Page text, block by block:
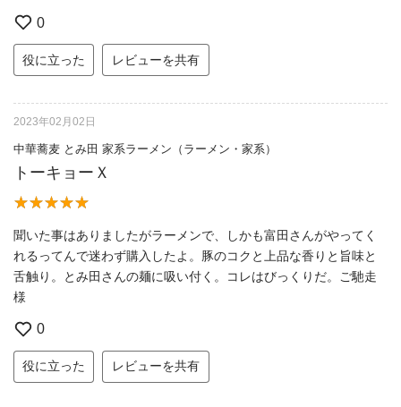
0
役に立った レビューを共有
2023年02月02日
中華蕎麦 とみ田 家系ラーメン（ラーメン・家系）
トーキョーＸ
聞いた事はありましたがラーメンで、しかも富田さんがやってく
れるってんで迷わず購入したよ。豚のコクと上品な香りと旨味と
舌触り。とみ田さんの麺に吸い付く。コレはびっくりだ。ご馳走
様
0
役に立った レビューを共有